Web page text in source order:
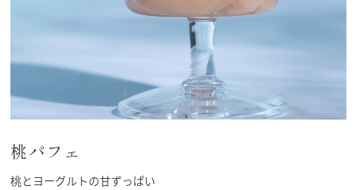
桃パフェ
桃とヨーグルトの甘ずっぱい